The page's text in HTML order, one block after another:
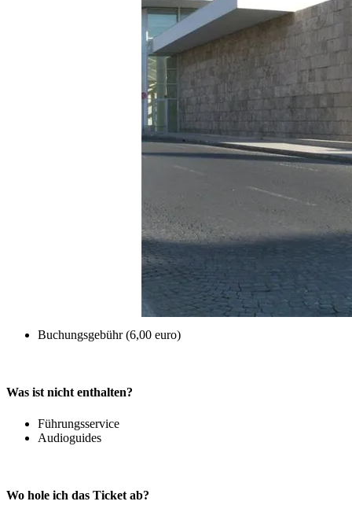
Buchungsgebühr (6,00 euro)
Was ist nicht enthalten?
Führungsservice
Audioguides
Wo hole ich das Ticket ab?